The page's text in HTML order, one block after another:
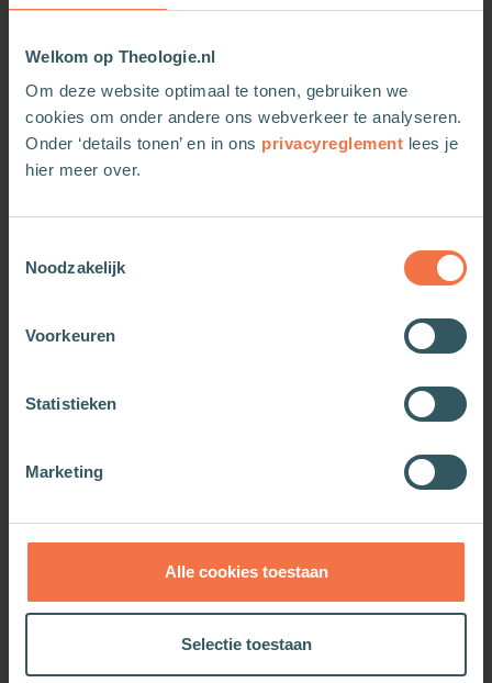
Welkom op Theologie.nl
Om deze website optimaal te tonen, gebruiken we
cookies om onder andere ons webverkeer te analyseren.
Onder ‘details tonen’ en in ons privacyreglement lees je
hier meer over.
Noodzakelijk
Voorkeuren
Statistieken
Marketing
Alle cookies toestaan
Selectie toestaan
Leiderschap in beweging Mij ontbreekt niets
Meer informatie
Binnenspiegel